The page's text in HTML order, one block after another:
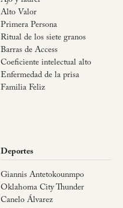
Alto Valor
Primera Persona
Ritual de los siete granos
Barras de Access
Coeficiente intelectual alto
Enfermedad de la prisa
Familia Feliz
Deportes
Giannis Antetokounmpo
Oklahoma City Thunder
Canelo Álvarez